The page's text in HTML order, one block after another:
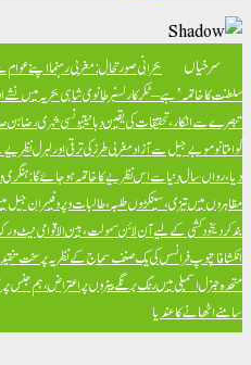
سرخیاں بحرانی صورتحال: مغربی رہنما اپنے
سلطنت کا خاتمہ’ ہے – ٹکر کارلسنبرطانوی شاہی بحریہ میں نشے
تبصرے سے انکار، تحقیقات کی یقین دہانی
گوانتانوموبے جیل سے آزادمغربی طرز کی ترقی اور لبرل
دیا، رواں سال دنیا سے اس نظریے کا خاتمہ ہو جائے گا: ہنگری
مظاہروں میں تیزی، سینکڑوں طلبہ، طالبات و پروفیسران جیل
بند کر دی
انکشافاتپوپ فرانسس کی یک صنف سماج کے نظریہ پر سخت تنقید،
متحدہ جنرل اسمبلی میں رنگ برنگے بینروں پر اعتراض، ہم جنس
سامنے اٹھانے کا عندیا